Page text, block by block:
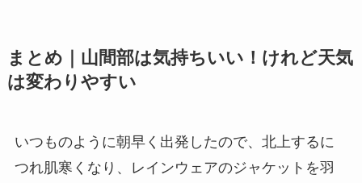
まとめ｜山間部は気持ちいい！けれど天気
は変わりやすい
いつものように朝早く出発したので、北上するに
つれ肌寒くなり、レインウェアのジャケットを羽